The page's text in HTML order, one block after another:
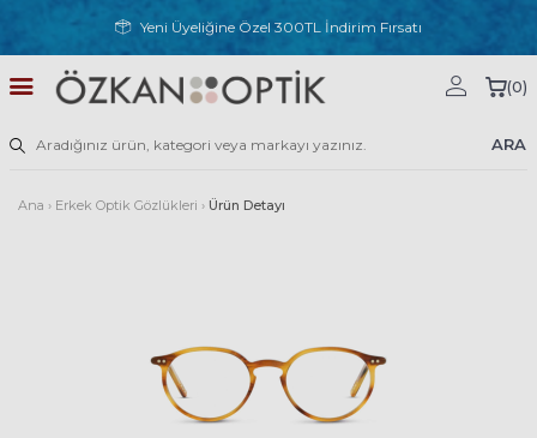
Yeni Üyeliğine Özel 300TL İndirim Fırsatı
ARA
(0)
Ana › Erkek Optik Gözlükleri › Ürün Detayı